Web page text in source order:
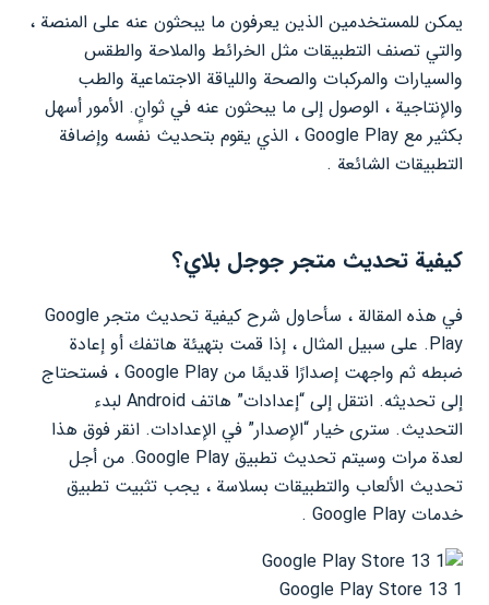
يمكن للمستخدمين الذين يعرفون ما يبحثون عنه على المنصة ،
والتي تصنف التطبيقات مثل الخرائط والملاحة والطقس
والسيارات والمركبات والصحة واللياقة الاجتماعية والطب
والإنتاجية ، الوصول إلى ما يبحثون عنه في ثوانٍ. الأمور أسهل
بكثير مع Google Play ، الذي يقوم بتحديث نفسه وإضافة
التطبيقات الشائعة .
كيفية تحديث متجر جوجل بلاي؟
في هذه المقالة ، سأحاول شرح كيفية تحديث متجر Google
Play. على سبيل المثال ، إذا قمت بتهيئة هاتفك أو إعادة
ضبطه ثم واجهت إصدارًا قديمًا من Google Play ، فستحتاج
إلى تحديثه. انتقل إلى “إعدادات” هاتف Android لبدء
التحديث. سترى خيار “الإصدار” في الإعدادات. انقر فوق هذا
لعدة مرات وسيتم تحديث تطبيق Google Play. من أجل
تحديث الألعاب والتطبيقات بسلاسة ، يجب تثبيت تطبيق
خدمات Google Play .
Google Play Store 13 1